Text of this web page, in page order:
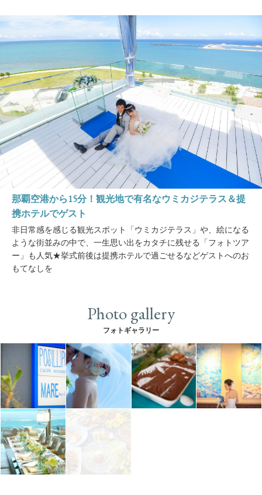
那覇空港から15分！観光地で有名なウミカジテラス＆提
携ホテルでゲスト
非日常感を感じる観光スポット「ウミカジテラス」や、絵になる
ような街並みの中で、一生思い出をカタチに残せる「フォトツア
ー」も人気★挙式前後は提携ホテルで過ごせるなどゲストへのお
もてなしを
Photo gallery
フォトギャラリー